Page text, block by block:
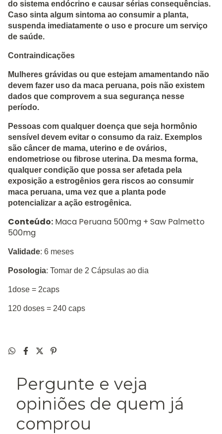
do sistema endócrino e causar sérias consequências.
Caso sinta algum sintoma ao consumir a planta,
suspenda imediatamente o uso e procure um serviço
de saúde.
Contraindicações
Mulheres grávidas ou que estejam amamentando não
devem fazer uso da maca peruana, pois não existem
dados que comprovem a sua segurança nesse
período.
Pessoas com qualquer doença que seja hormônio
sensível devem evitar o consumo da raiz. Exemplos
são câncer de mama, uterino e de ovários,
endometriose ou fibrose uterina. Da mesma forma,
qualquer condição que possa ser afetada pela
exposição a estrogênios gera riscos ao consumir
maca peruana, uma vez que a planta pode
potencializar a ação estrogênica.
Conteúdo: Maca Peruana 500mg + Saw Palmetto
500mg
Validade: 6 meses
Posologia: Tomar de 2 Cápsulas ao dia
1dose = 2caps
120 doses = 240 caps
Pergunte e veja
opiniões de quem já
comprou